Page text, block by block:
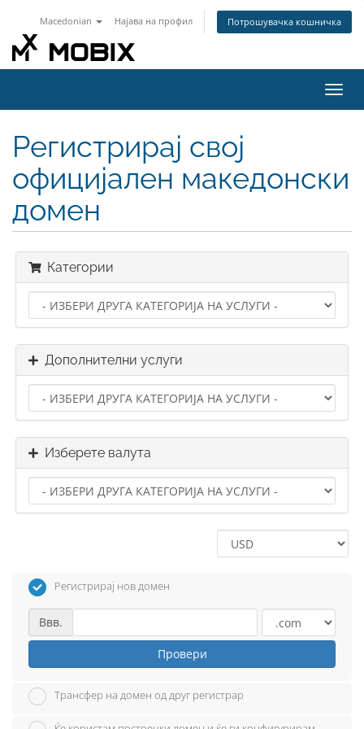
Macedonian Најава на профил Потрошувачка кошничка
ја
Регистрирај свој
официјален македонски
домен
Категории
Дополнителни услуги
Изберете валута
Регистрирај нов домен
Ввв.
Провери
Трансфер на домен од друг регистрар